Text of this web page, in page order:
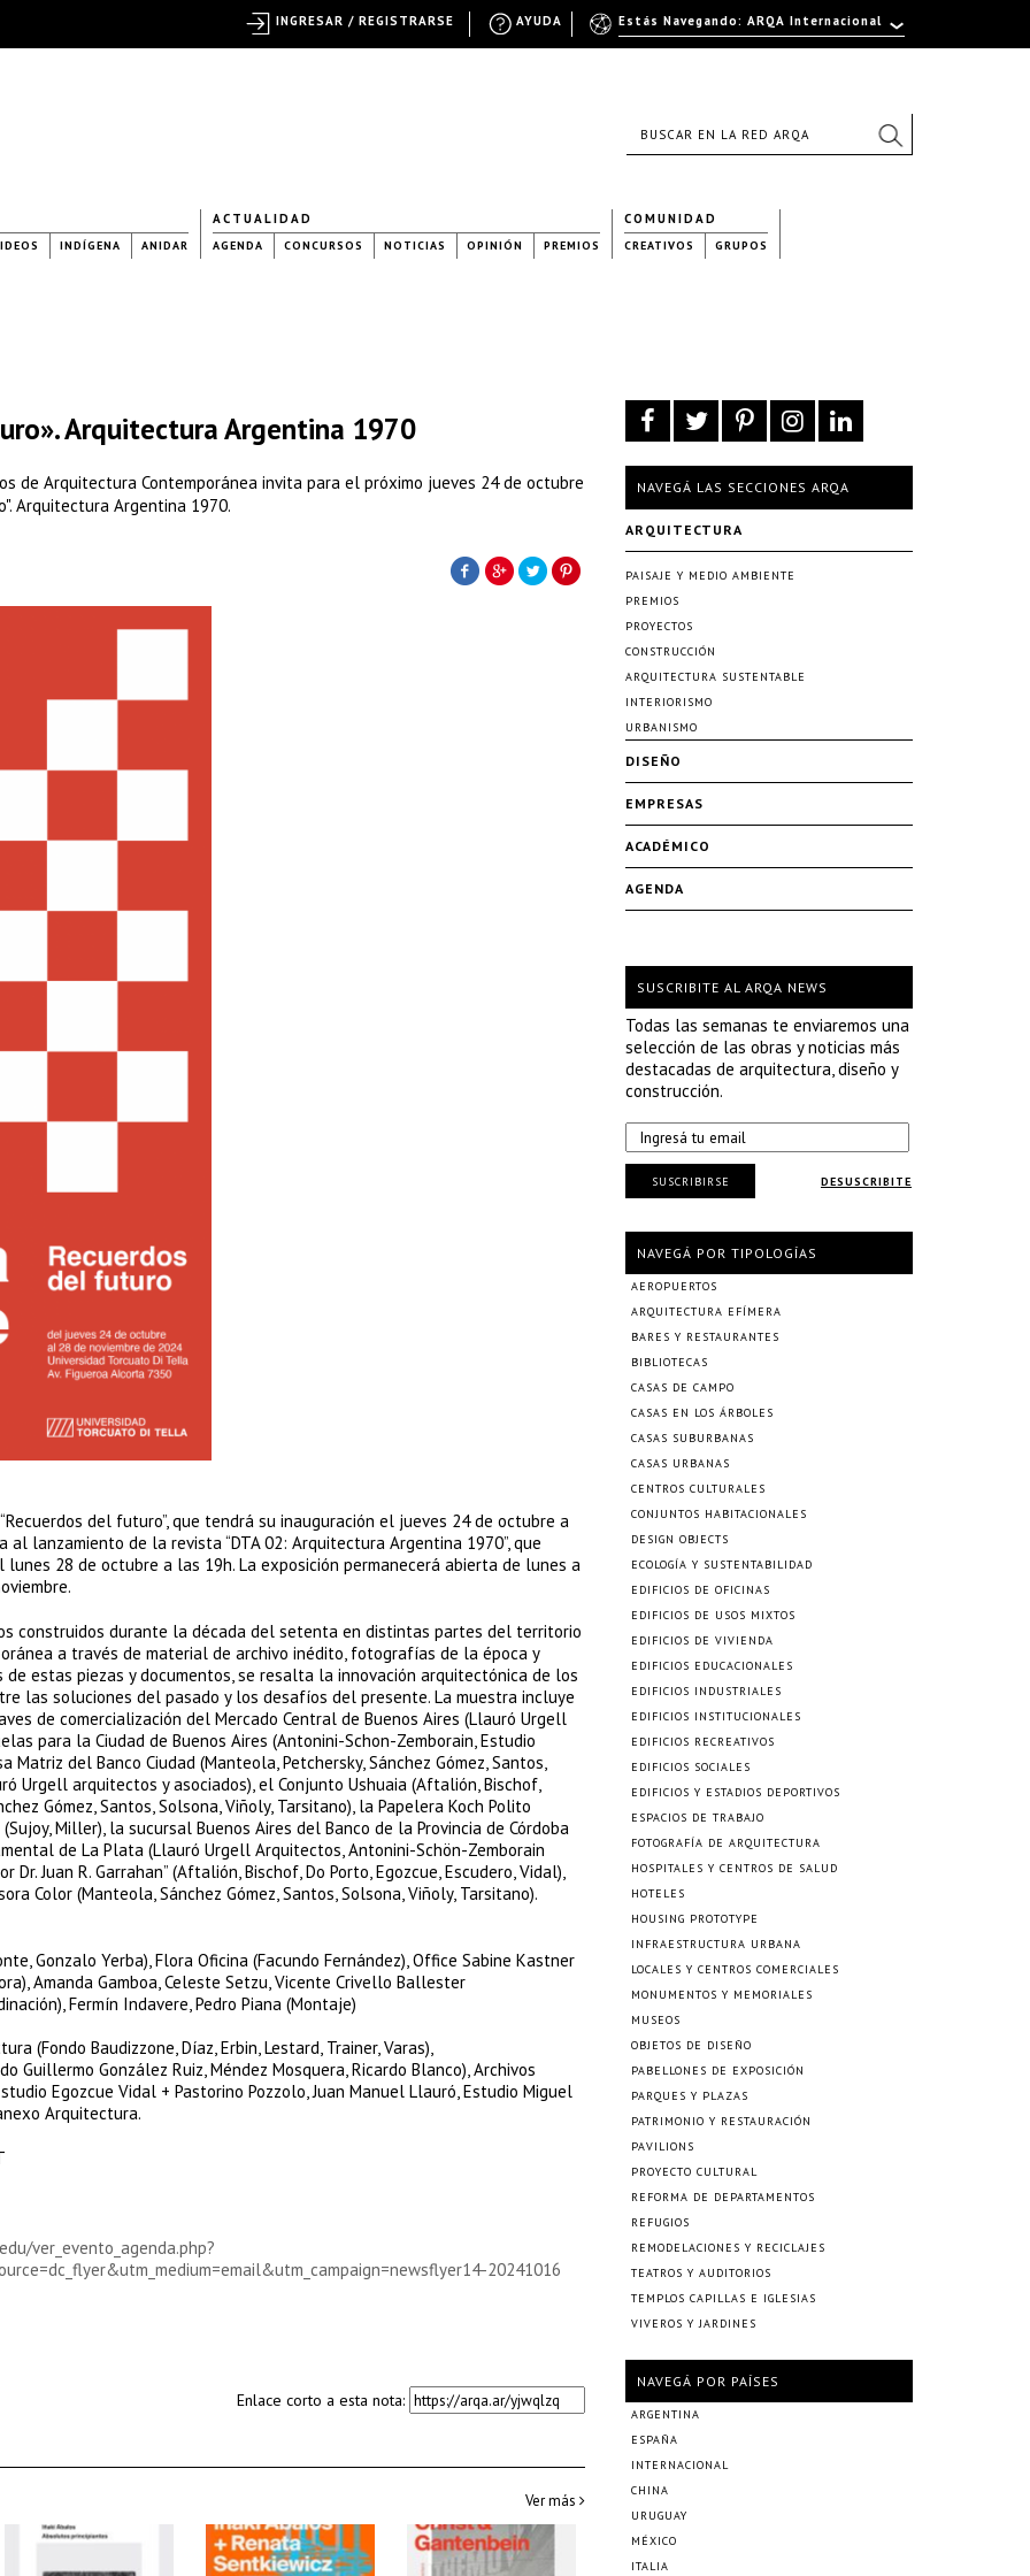
INDÍGENA ANIDAR
ACTUALIDAD
AGENDA CONCURSOS NOTICIAS OPINIÓN PREMIOS
COMUNIDAD
CREATIVOS GRUPOS
Arquitectura Argentina 1970
de Arquitectura Contemporánea invita para el próximo jueves 24 de octubre
Arquitectura Argentina 1970.
del futuro”, que tendrá su inauguración el jueves 24 de octubre a
lanzamiento de la revista “DTA 02: Arquitectura Argentina 1970”, que
28 de octubre a las 19h. La exposición permanecerá abierta de lunes a
construidos durante la década del setenta en distintas partes del territorio
a través de material de archivo inédito, fotografías de la época y
estas piezas y documentos, se resalta la innovación arquitectónica de los
las soluciones del pasado y los desafíos del presente. La muestra incluye
de comercialización del Mercado Central de Buenos Aires (Llauró Urgell
para la Ciudad de Buenos Aires (Antonini-Schon-Zemborain, Estudio
Matriz del Banco Ciudad (Manteola, Petchersky, Sánchez Gómez, Santos,
Urgell arquitectos y asociados), el Conjunto Ushuaia (Aftalión, Bischof,
Gómez, Santos, Solsona, Viñoly, Tarsitano), la Papelera Koch Polito
Miller), la sucursal Buenos Aires del Banco de la Provincia de Córdoba
de La Plata (Llauró Urgell Arquitectos, Antonini-Schön-Zemborain
Juan R. Garrahan” (Aftalión, Bischof, Do Porto, Egozcue, Escudero, Vidal),
Color (Manteola, Sánchez Gómez, Santos, Solsona, Viñoly, Tarsitano).
Gonzalo Yerba), Flora Oficina (Facundo Fernández), Office Sabine Kastner
Amanda Gamboa, Celeste Setzu, Vicente Crivello Ballester
Fermín Indavere, Pedro Piana (Montaje)
(Fondo Baudizzone, Díaz, Erbin, Lestard, Trainer, Varas),
Guillermo González Ruiz, Méndez Mosquera, Ricardo Blanco), Archivos
Egozcue Vidal + Pastorino Pozzolo, Juan Manuel Llauró, Estudio Miguel
Arquitectura.
ver_evento_agenda.php?
20241016
Enlace corto a esta nota:
Ver más
NAVEGÁ LAS SECCIONES ARQA
ARQUITECTURA
PAISAJE Y MEDIO AMBIENTE
PREMIOS
PROYECTOS
CONSTRUCCIÓN
ARQUITECTURA SUSTENTABLE
INTERIORISMO
URBANISMO
DISEÑO
EMPRESAS
ACADÉMICO
AGENDA
SUSCRIBITE AL ARQA NEWS
Todas las semanas te enviaremos una
selección de las obras y noticias más
destacadas de arquitectura, diseño y
construcción.
DESUSCRIBITE
SUSCRIBIRSE
NAVEGÁ POR TIPOLOGÍAS
AEROPUERTOS
ARQUITECTURA EFÍMERA
BARES Y RESTAURANTES
BIBLIOTECAS
CASAS DE CAMPO
CASAS EN LOS ÁRBOLES
CASAS SUBURBANAS
CASAS URBANAS
CENTROS CULTURALES
CONJUNTOS HABITACIONALES
DESIGN OBJECTS
ECOLOGÍA Y SUSTENTABILIDAD
EDIFICIOS DE OFICINAS
EDIFICIOS DE USOS MIXTOS
EDIFICIOS DE VIVIENDA
EDIFICIOS EDUCACIONALES
EDIFICIOS INDUSTRIALES
EDIFICIOS INSTITUCIONALES
EDIFICIOS RECREATIVOS
EDIFICIOS SOCIALES
EDIFICIOS Y ESTADIOS DEPORTIVOS
ESPACIOS DE TRABAJO
FOTOGRAFÍA DE ARQUITECTURA
HOSPITALES Y CENTROS DE SALUD
HOTELES
HOUSING PROTOTYPE
INFRAESTRUCTURA URBANA
LOCALES Y CENTROS COMERCIALES
MONUMENTOS Y MEMORIALES
MUSEOS
OBJETOS DE DISEÑO
PABELLONES DE EXPOSICIÓN
PARQUES Y PLAZAS
PATRIMONIO Y RESTAURACIÓN
PAVILIONS
PROYECTO CULTURAL
REFORMA DE DEPARTAMENTOS
REFUGIOS
REMODELACIONES Y RECICLAJES
TEATROS Y AUDITORIOS
TEMPLOS CAPILLAS E IGLESIAS
VIVEROS Y JARDINES
NAVEGÁ POR PAÍSES
ARGENTINA
ESPAÑA
INTERNACIONAL
CHINA
URUGUAY
MÉXICO
ITALIA
Estás Navegando: ARQA Internacional
AYUDA
INGRESAR / REGISTRARSE